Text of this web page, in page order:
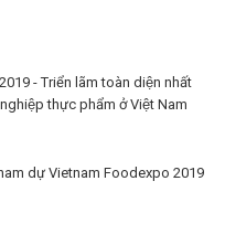
- Triển lãm toàn diện nhất
thực phẩm ở Việt Nam
dự Vietnam Foodexpo 2019